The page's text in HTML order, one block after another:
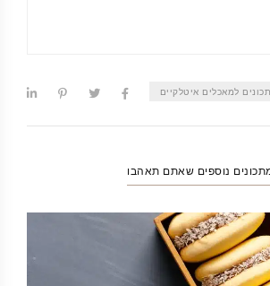
למאכלים איטלקיים
נוספים שאתם תאהבו